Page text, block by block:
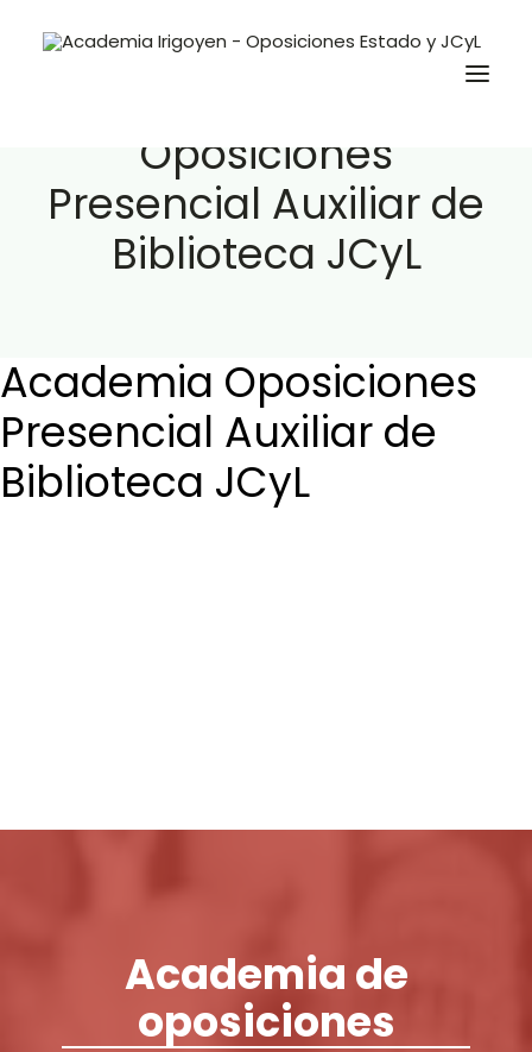
Oposiciones
Preguntas Frecuentes
BuscaOpos 🔎
Oposiciones
Presencial Auxiliar de
Biblioteca JCyL
Academia Oposiciones
Presencial Auxiliar de
Biblioteca JCyL
Academia de
oposiciones